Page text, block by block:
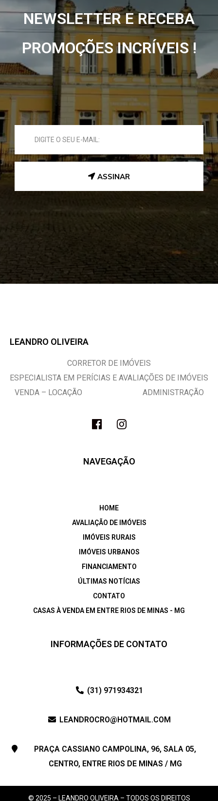
NEWSLETTER E RECEBA
PROMOÇÕES INCRÍVEIS !
ASSINAR
LEANDRO OLIVEIRA
CORRETOR DE IMÓVEIS
ESPECIALISTA EM PERÍCIAS E AVALIAÇÕES DE IMÓVEIS
VENDA – LOCAÇÃO ADMINISTRAÇÃO
NAVEGAÇÃO
HOME
AVALIAÇÃO DE IMÓVEIS
IMÓVEIS RURAIS
IMÓVEIS URBANOS
FINANCIAMENTO
ÚLTIMAS NOTÍCIAS
CONTATO
CASAS À VENDA EM ENTRE RIOS DE MINAS - MG
INFORMAÇÕES DE CONTATO
(31) 971934321
LEANDROCRO@HOTMAIL.COM
PRAÇA CASSIANO CAMPOLINA, 96, SALA 05,
CENTRO, ENTRE RIOS DE MINAS / MG
© 2025 – LEANDRO OLIVEIRA – TODOS OS DIREITOS